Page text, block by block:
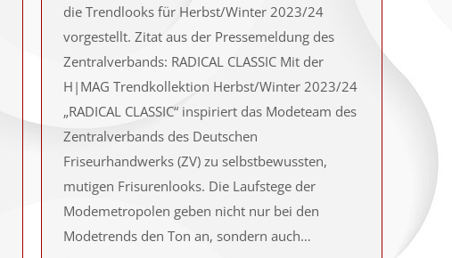
die Trendlooks für Herbst/Winter 2023/24
vorgestellt. Zitat aus der Pressemeldung des
Zentralverbands: RADICAL CLASSIC Mit der
H|MAG Trendkollektion Herbst/Winter 2023/24
„RADICAL CLASSIC“ inspiriert das Modeteam des
Zentralverbands des Deutschen
Friseurhandwerks (ZV) zu selbstbewussten,
mutigen Frisurenlooks. Die Laufstege der
Modemetropolen geben nicht nur bei den
Modetrends den Ton an, sondern auch…